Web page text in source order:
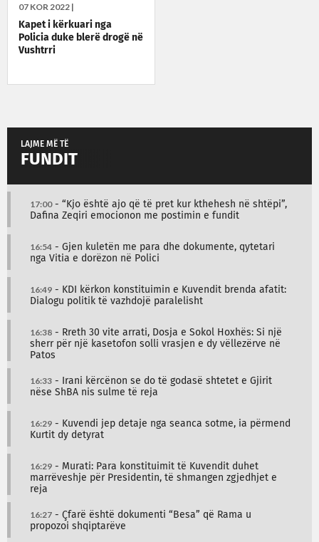
07 KOR 2022 |
Kapet i kërkuari nga
Policia duke blerë drogë në
Vushtrri
LAJME MË TË
FUNDIT
17:00- “Kjo është ajo që të pret kur kthehesh në shtëpi”,
Dafina Zeqiri emocionon me postimin e fundit
16:54 - Gjen kuletën me para dhe dokumente, qytetari
nga Vitia e dorëzon në Polici
16:49 - KDI kërkon konstituimin e Kuvendit brenda afatit:
Dialogu politik të vazhdojë paralelisht
16:38 - Rreth 30 vite arrati, Dosja e Sokol Hoxhës: Si një
sherr për një kasetofon solli vrasjen e dy vëllezërve në
Patos
16:33 - Irani kërcënon se do të godasë shtetet e Gjirit
nëse ShBA nis sulme të reja
16:29 - Kuvendi jep detaje nga seanca sotme, ia përmend
Kurtit dy detyrat
16:29 - Murati: Para konstituimit të Kuvendit duhet
marrëveshje për Presidentin, të shmangen zgjedhjet e
reja
16:27 - Çfarë është dokumenti “Besa” që Rama u
propozoi shqiptarëve